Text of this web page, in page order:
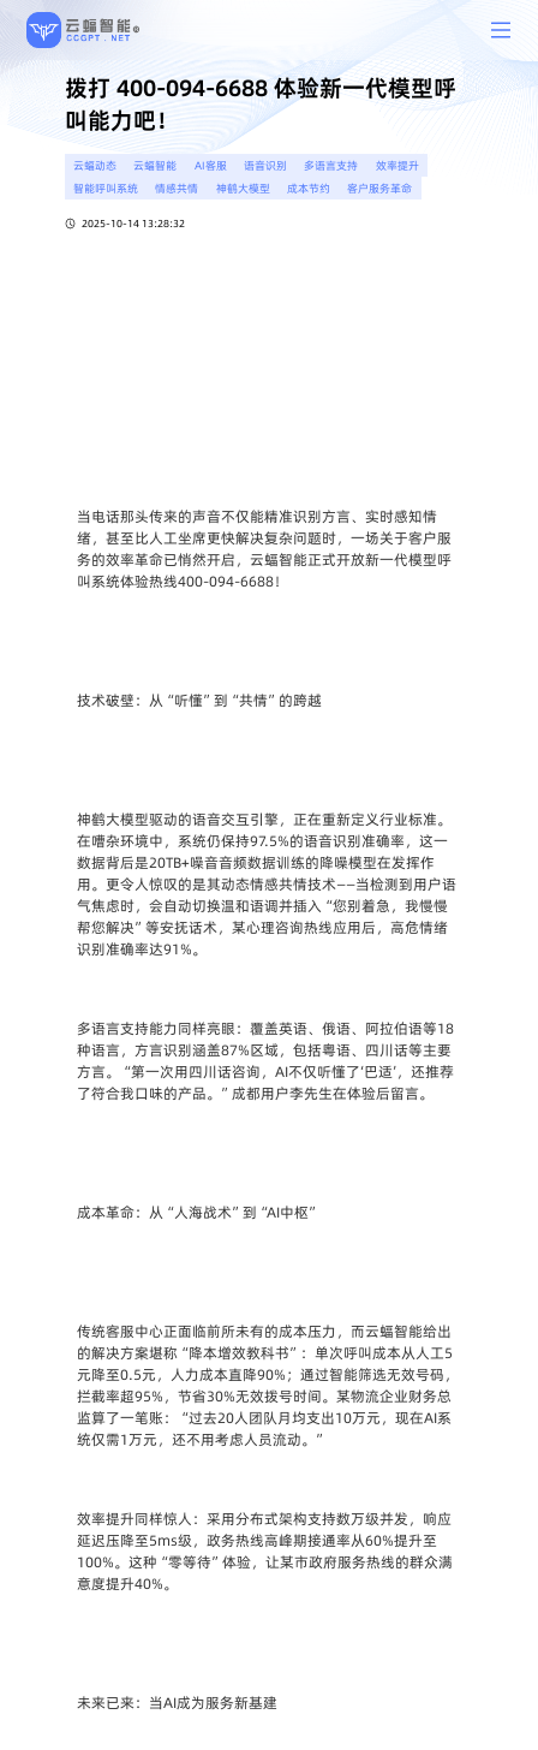
拨打 400-094-6688 体验新一代模型呼
叫能力吧！
云蝠动态 云蝠智能 AI客服 语音识别 多语言支持
效率提升
智能呼叫系统
情感共情 神鹤大模型 成本节约 客户服务革命
2025-10-14 13:28:32
当电话那头传来的声音不仅能精准识别方言、实时感知情
绪，甚至比人工坐席更快解决复杂问题时，一场关于客户服
务的效率革命已悄然开启，云蝠智能正式开放新一代模型呼
叫系统体验热线400-094-6688！
技术破壁：从“听懂”到“共情”的跨越
神鹤大模型驱动的语音交互引擎，正在重新定义行业标准。
在嘈杂环境中，系统仍保持97.5%的语音识别准确率，这一
数据背后是20TB+噪音音频数据训练的降噪模型在发挥作
用。更令人惊叹的是其动态情感共情技术——当检测到用户语
气焦虑时，会自动切换温和语调并插入“您别着急，我慢慢
帮您解决”等安抚话术，某心理咨询热线应用后，高危情绪
识别准确率达91%。
多语言支持能力同样亮眼：覆盖英语、俄语、阿拉伯语等18
种语言，方言识别涵盖87%区域，包括粤语、四川话等主要
方言。“第一次用四川话咨询，AI不仅听懂了‘巴适’，还推荐
了符合我口味的产品。”成都用户李先生在体验后留言。
成本革命：从“人海战术”到“AI中枢”
传统客服中心正面临前所未有的成本压力，而云蝠智能给出
的解决方案堪称“降本增效教科书”：单次呼叫成本从人工5
元降至0.5元，人力成本直降90%；通过智能筛选无效号码，
拦截率超95%，节省30%无效拨号时间。某物流企业财务总
监算了一笔账：“过去20人团队月均支出10万元，现在AI系
统仅需1万元，还不用考虑人员流动。”
效率提升同样惊人：采用分布式架构支持数万级并发，响应
延迟压降至5ms级，政务热线高峰期接通率从60%提升至
100%。这种“零等待”体验，让某市政府服务热线的群众满
意度提升40%。
未来已来：当AI成为服务新基建